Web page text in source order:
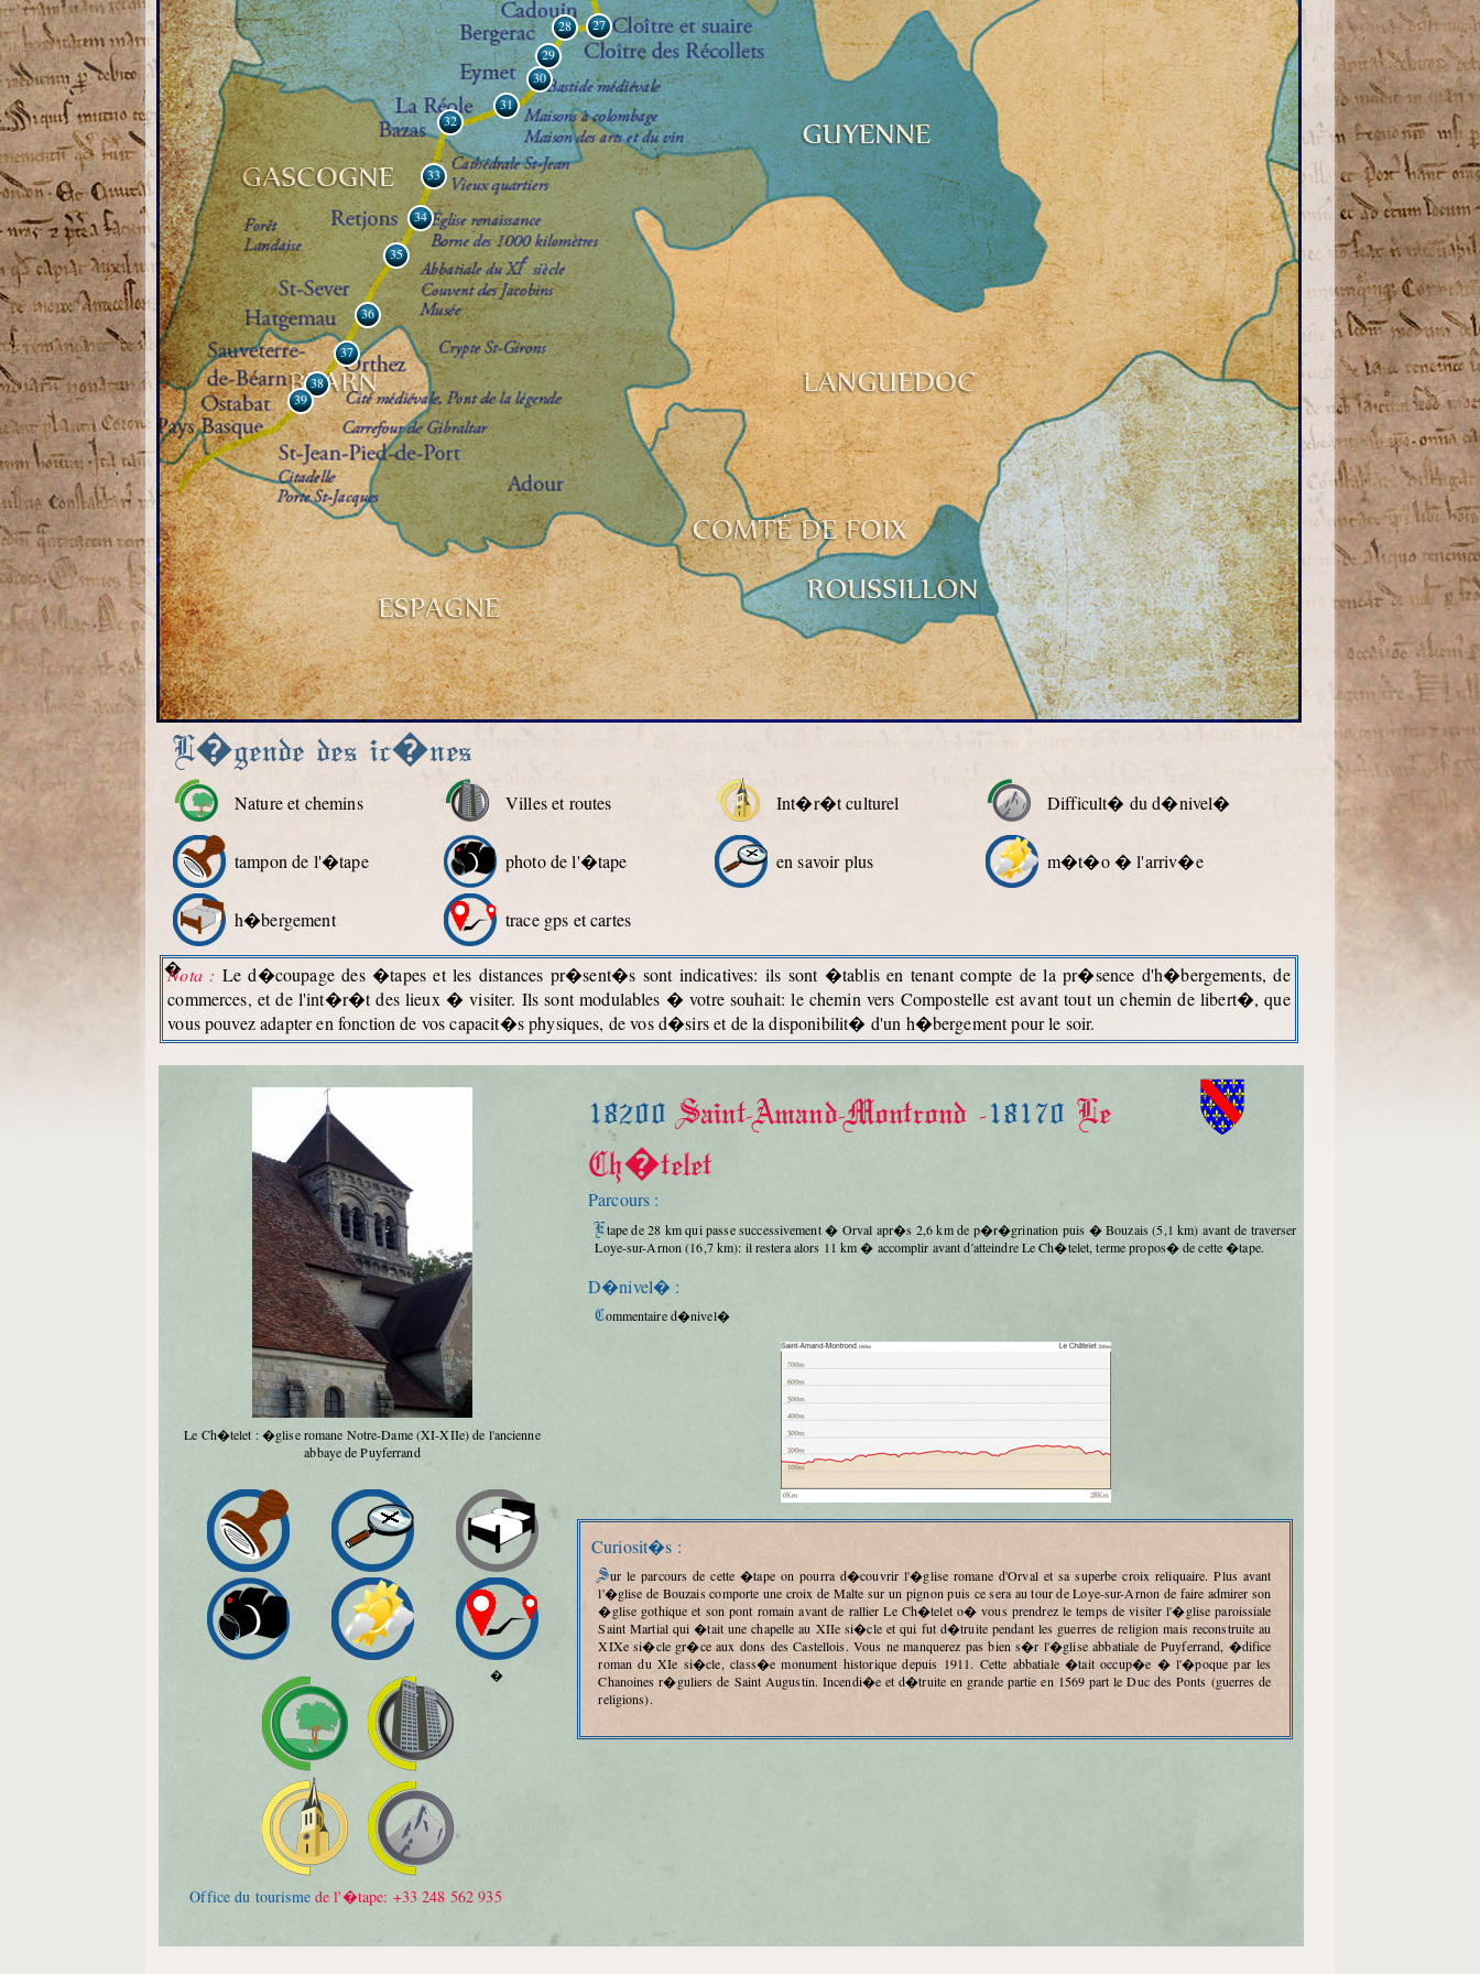
27
28
29
30
31
32
33
34
35
36
37
38
39
L�gende des ic�nes
Nature et chemins Villes et routes Int�r�t culturel Difficult� du d�nivel�
tampon de l'�tape photo de l'�tape en savoir plus m�t�o � l'arriv�e
h�bergement trace gps et cartes
�
Nota : Le d�coupage des �tapes et les distances pr�sent�s sont indicatives: ils sont �tablis en tenant compte de la pr�sence d'h�bergements, de
commerces, et de l'int�r�t des lieux � visiter. Ils sont modulables � votre souhait: le chemin vers Compostelle est avant tout un chemin de libert�, que
vous pouvez adapter en fonction de vos capacit�s physiques, de vos d�sirs et de la disponibilit� d'un h�bergement pour le soir.
Le Ch�telet : �glise romane Notre-Dame (XI-XIIe) de l'ancienne
abbaye de Puyferrand
18200 Saint-Amand-Montrond -18170 Le
Ch�telet
Parcours :
Etape de 28 km qui passe successivement � Orval apr�s 2,6 km de p�r�grination puis � Bouzais (5,1 km) avant de traverser
Loye-sur-Arnon (16,7 km): il restera alors 11 km � accomplir avant d'atteindre Le Ch�telet, terme propos� de cette �tape.
D�nivel� :
Commentaire d�nivel�
Curiosit�s :
Sur le parcours de cette �tape on pourra d�couvrir l'�glise romane d'Orval et sa superbe croix reliquaire. Plus avant
l'�glise de Bouzais comporte une croix de Malte sur un pignon puis ce sera au tour de Loye-sur-Arnon de faire admirer son
�glise gothique et son pont romain avant de rallier Le Ch�telet o� vous prendrez le temps de visiter l'�glise paroissiale
Saint Martial qui �tait une chapelle au XIIe si�cle et qui fut d�truite pendant les guerres de religion mais reconstruite au
XIXe si�cle gr�ce aux dons des Castellois. Vous ne manquerez pas bien s�r l'�glise abbatiale de Puyferrand, �difice
roman du XIe si�cle, class�e monument historique depuis 1911. Cette abbatiale �tait occup�e � l'�poque par les
Chanoines r�guliers de Saint Augustin. Incendi�e et d�truite en grande partie en 1569 part le Duc des Ponts (guerres de
religions).
Office du tourismede l'�tape: +33 248 562 935
�